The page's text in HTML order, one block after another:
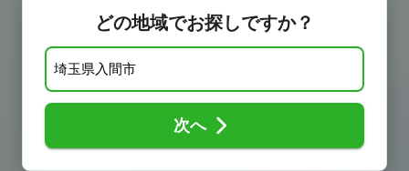
どの地域でお探しですか？
次へ